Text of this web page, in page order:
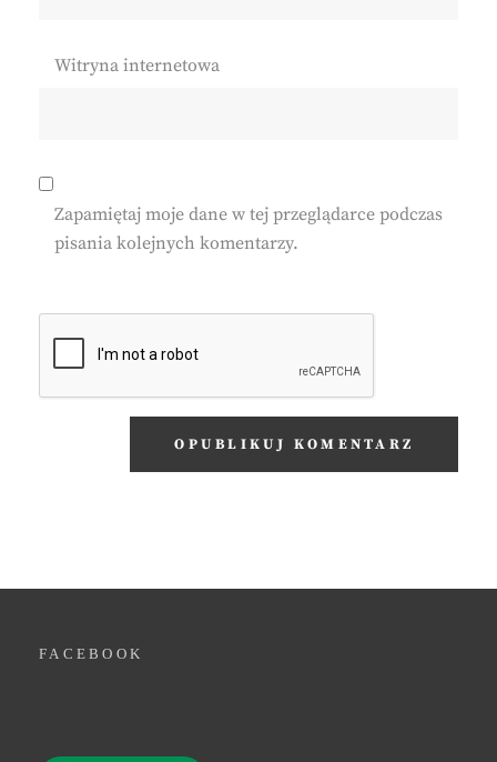
Witryna internetowa
Zapamiętaj moje dane w tej przeglądarce podczas
pisania kolejnych komentarzy.
FACEBOOK